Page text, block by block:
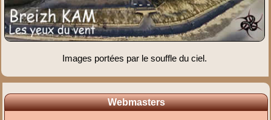
Images portées par le souffle du ciel.
Webmasters